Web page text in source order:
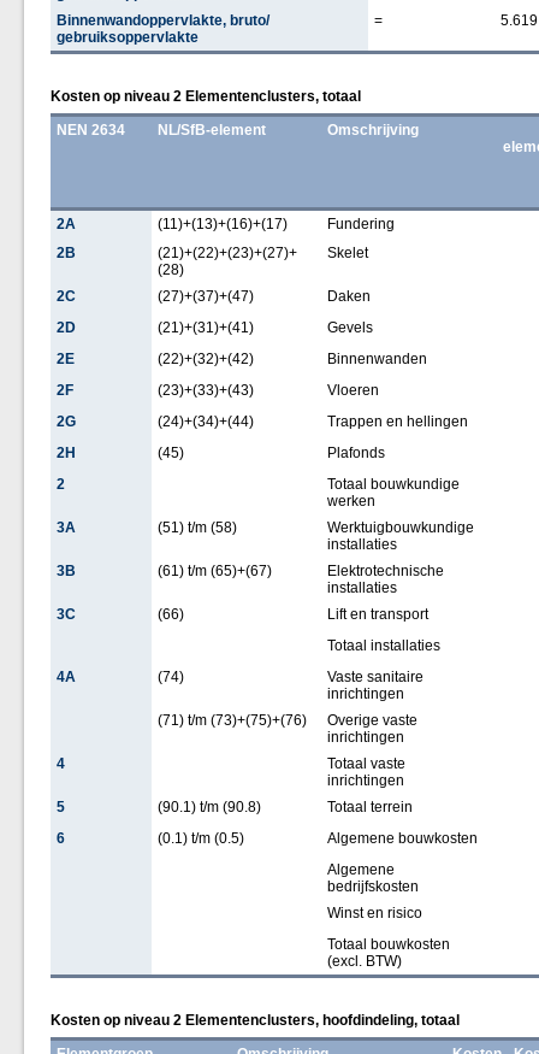
Binnenwandoppervlakte, bruto/
gebruiksoppervlakte
= 5.619
Kosten op niveau 2 Elementenclusters, totaal
NEN 2634
NL/SfB-element
Omschrijving
2A (11)+(13)+(16)+(17)
Fundering
2B
(21)+(22)+(23)+(27)+
(28)
Skelet
2C (27)+(37)+(47)
Daken
2D
(21)+(31)+(41)
Gevels
2E
(22)+(32)+(42)
Binnenwanden
2F
(23)+(33)+(43)
Vloeren
2G
(24)+(34)+(44)
Trappen en hellingen
2H
(45)
Plafonds
2
Totaal bouwkundige
werken
3A
(51) t/m (58)
Werktuigbouwkundige
installaties
3B
(61) t/m (65)+(67)
Elektrotechnische
installaties
3C
(66)
Lift en transport
Totaal installaties
4A
(74)
Vaste sanitaire
inrichtingen
(71) t/m (73)+(75)+(76)
Overige vaste
inrichtingen
4
Totaal vaste
inrichtingen
5
(90.1) t/m (90.8)
Totaal terrein
6
(0.1) t/m (0.5)
Algemene bouwkosten
Algemene
bedrijfskosten
Winst en risico
Totaal bouwkosten
(excl. BTW)
Kosten op niveau 2 Elementenclusters, hoofdindeling, totaal